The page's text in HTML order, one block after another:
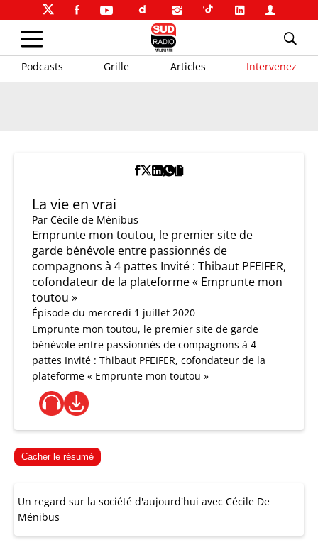
Podcasts Grille Articles Intervenez
La vie en vrai
Par Cécile de Ménibus
Emprunte mon toutou, le premier site de
garde bénévole entre passionnés de
compagnons à 4 pattes Invité : Thibaut PFEIFER,
cofondateur de la plateforme « Emprunte mon
toutou »
Épisode du mercredi 1 juillet 2020
Emprunte mon toutou, le premier site de garde
bénévole entre passionnés de compagnons à 4
pattes Invité : Thibaut PFEIFER, cofondateur de la
plateforme « Emprunte mon toutou »
Cacher le résumé
Un regard sur la société d'aujourd'hui avec Cécile De
Ménibus